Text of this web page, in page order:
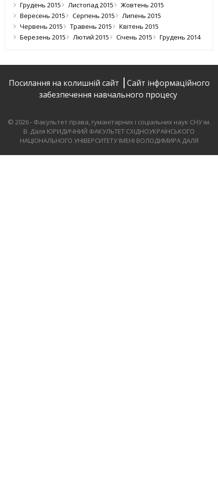
Грудень 2015
Листопад 2015
Жовтень 2015
Вересень 2015
Серпень 2015
Липень 2015
Червень 2015
Травень 2015
Квітень 2015
Березень 2015
Лютий 2015 Січень 2015 Грудень 2014
Посилання на колишній сайт
Сайт інформаційного
забезпечення навчального процесу
© 2026 - Факультет права, гуманітарних і соціальних наук СНУ ім.
В. Даля ЮРИДИЧНИЙ ФАКУЛЬТЕТ СХІДНОУКРАЇНСЬКОГО
НАЦІОНАЛЬНОГО УНІВЕРСИТЕТУ ІМЕНІ ВОЛОДИМИРА ДАЛЯ